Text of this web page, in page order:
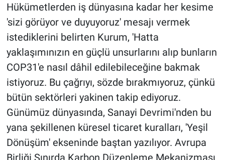
Hükümetlerden iş dünyasına kadar her kesime
'sizi görüyor ve duyuyoruz' mesajı vermek
istediklerini belirten Kurum, 'Hatta
yaklaşımınızın en güçlü unsurlarını alıp bunların
COP31'e nasıl dâhil edilebileceğine bakmak
istiyoruz. Bu çağrıyı, sözde bırakmıyoruz, çünkü
bütün sektörleri yakinen takip ediyoruz.
Günümüz dünyasında, Sanayi Devrimi'nden bu
yana şekillenen küresel ticaret kuralları, 'Yeşil
Dönüşüm' ekseninde baştan yazılıyor. Avrupa
Birliği Sınırda Karbon Düzenleme Mekanizması